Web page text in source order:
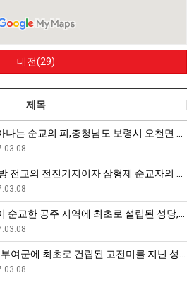
대전(29)
제목
순교의 피,충청남도 보령시 오천면 영보리 …
교의 전진기지이자 삼형제 순교자의 안식처,…
교한 공주 지역에 최초로 설립된 성당,충청남…
군에 최초로 건립된 고전미를 지닌 성당,…